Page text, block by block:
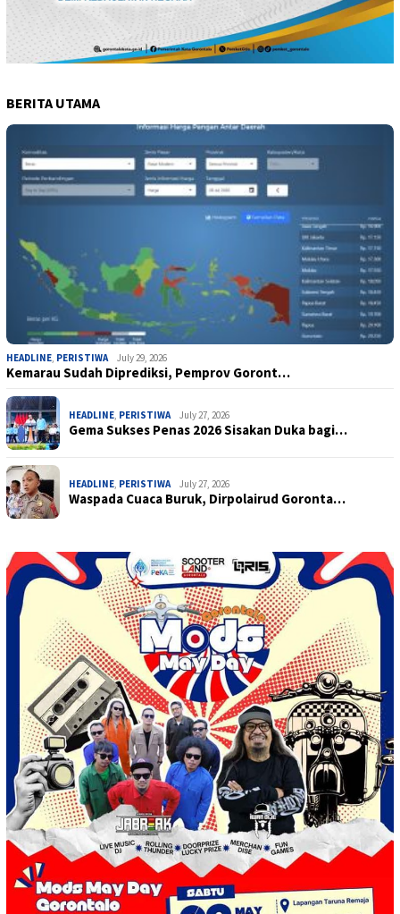
BERITA UTAMA
HEADLINE, PERISTIWA July 29, 2026
Kemarau Sudah Diprediksi, Pemprov Goront…
HEADLINE, PERISTIWA July 27, 2026
Gema Sukses Penas 2026 Sisakan Duka bagi…
HEADLINE, PERISTIWA July 27, 2026
Waspada Cuaca Buruk, Dirpolairud Goronta…